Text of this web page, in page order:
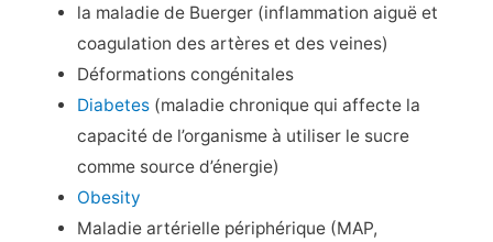
la maladie de Buerger (inflammation aiguë et
coagulation des artères et des veines)
Déformations congénitales
Diabetes (maladie chronique qui affecte la
capacité de l’organisme à utiliser le sucre
comme source d’énergie)
Obesity
Maladie artérielle périphérique (MAP,